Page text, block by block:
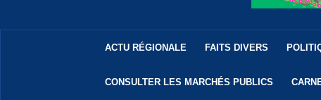
ACTU RÉGIONALE FAITS DIVERS
CONSULTER LES MARCHÉS PUBLICS